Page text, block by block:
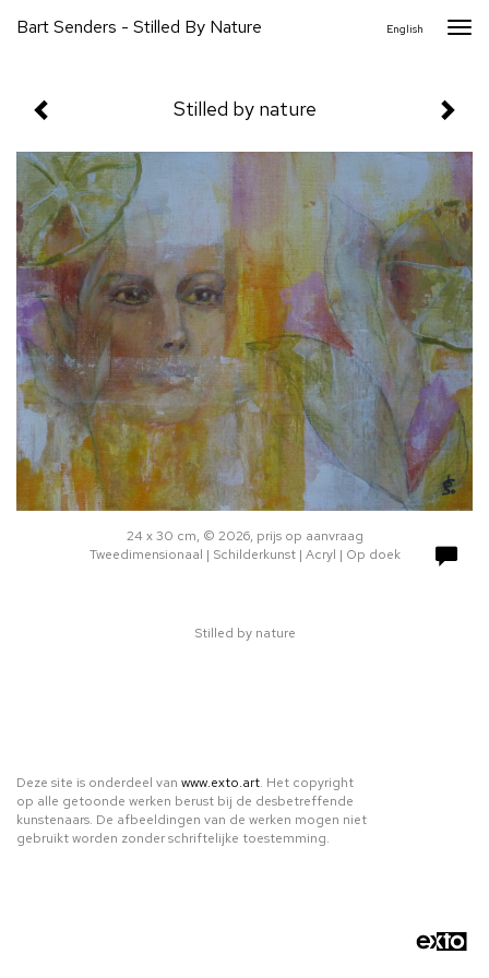
Bart Senders - Stilled By Nature English
Stilled by nature
24 x 30 cm, © 2026, prijs op aanvraag
Tweedimensionaal | Schilderkunst | Acryl | Op doek
Stilled by nature
Deze site is onderdeel van www.exto.art. Het copyright
op alle getoonde werken berust bij de desbetreffende
kunstenaars. De afbeeldingen van de werken mogen niet
gebruikt worden zonder schriftelijke toestemming.